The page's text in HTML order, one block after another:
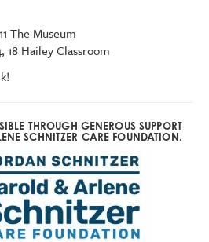
The Museum
18 Hailey Classroom
THROUGH GENEROUS SUPPORT
SCHNITZER CARE FOUNDATION.